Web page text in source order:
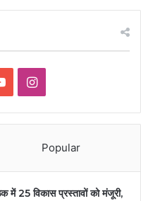
YouTubeInstagram
Popular
में 25 विकास प्रस्तावों को मंजूरी,